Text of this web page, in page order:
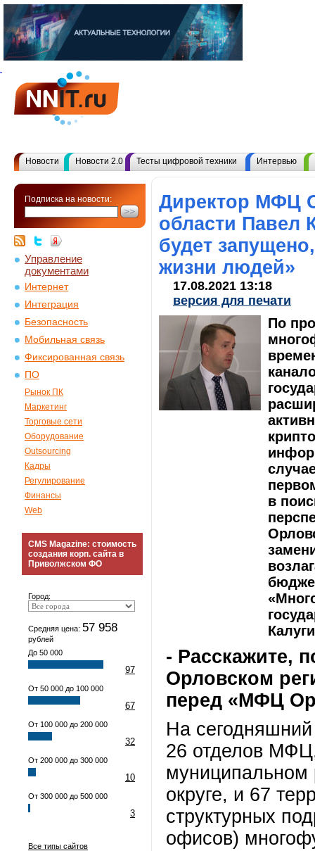
Новости Новости 2.0 Тесты цифровой техники Интервью
Подписка на новости:
Управление
документами
Интернет
Интеграция
Безопасность
Мобильная связь
Фиксированная связь
ПО
Рынок ПК
Маркетинг
Торговые сети
Оборудование
Outsourcing
Кадры
Регулирование
Финансы
Web
CMS Magazine: стоимость
создания корп. сайта в
Приволжском ФО
Город:
Средняя цена: 57 958
рублей
До 50 000
97
От 50 000 до 100 000
67
От 100 000 до 200 000
32
От 200 000 до 300 000
10
От 300 000 до 500 000
3
Все типы сайтов
Директор МФЦ
области Павел
будет
жизни людей»
17.08.2021 13:18
версия для печати
По
в
- Расскажите,
Орловском
перед «МФЦ
На
26 отделов
муниципальном
округе, и 67
структурных
офисов)